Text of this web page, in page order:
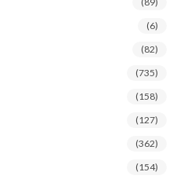
(6)
(82)
(735)
(158)
(127)
(362)
(154)